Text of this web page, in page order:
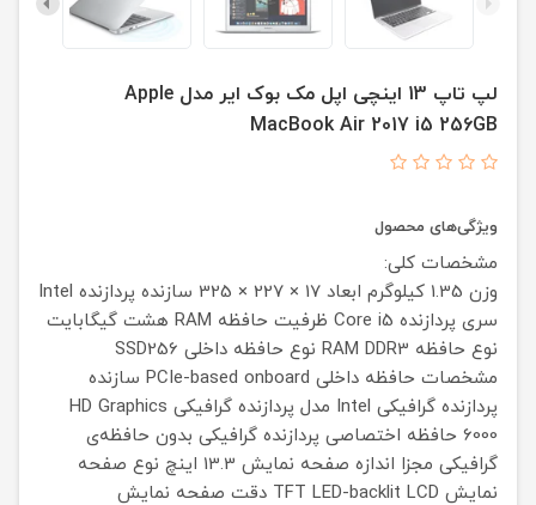
لپ تاپ 13 اینچی اپل مک بوک ایر مدل Apple
MacBook Air 2017 i5 256GB
ویژگی‌های محصول
مشخصات کلی:
وزن 1.35 کیلوگرم ابعاد 17 × 227 × 325 سازنده پردازنده Intel
سری پردازنده Core i5 ظرفیت حافظه RAM
هشت گیگابایت
نوع حافظه RAM DDR3 نوع حافظه داخلی SSD256
مشخصات حافظه داخلی PCIe-based onboard سازنده
پردازنده گرافیکی Intel مدل پردازنده گرافیکی HD Graphics
6000 حافظه اختصاصی پردازنده گرافیکی بدون حافظه‌ی
گرافیکی مجزا اندازه صفحه نمایش 13.3 اینچ
نوع صفحه
نمایش TFT LED-backlit LCD دقت صفحه نمایش